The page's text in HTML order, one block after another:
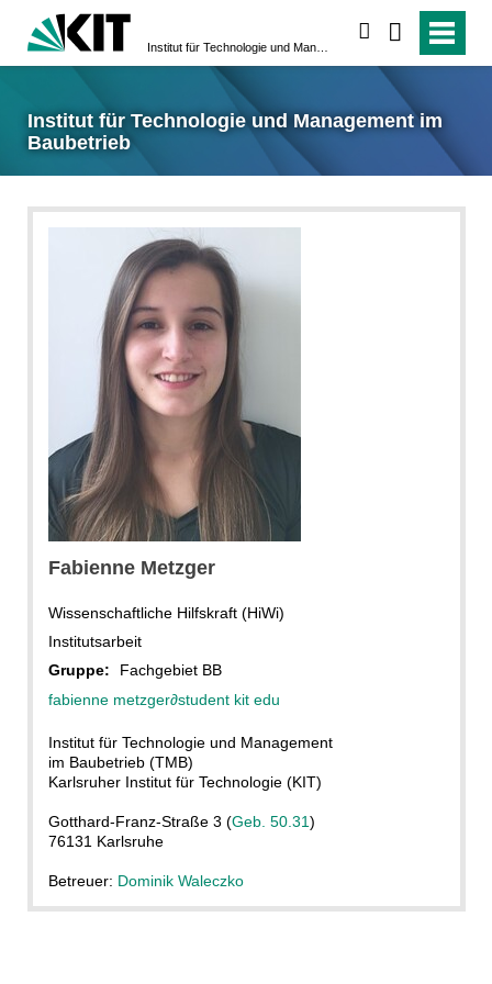
Institut für Technologie und Management im
Baubetrieb
Fabienne Metzger
Wissenschaftliche Hilfskraft (HiWi)
Institutsarbeit
Gruppe:
Fachgebiet BB
fabienne metzger∂student kit edu
Institut für Technologie und Management
im Baubetrieb (TMB)
Karlsruher Institut für Technologie (KIT)
Gotthard-Franz-Straße 3 (Geb. 50.31)
76131 Karlsruhe
Betreuer: Dominik Waleczko